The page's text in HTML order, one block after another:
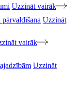
Uzzināt vairāk
Uzzināt
vairāk
Uzzināt